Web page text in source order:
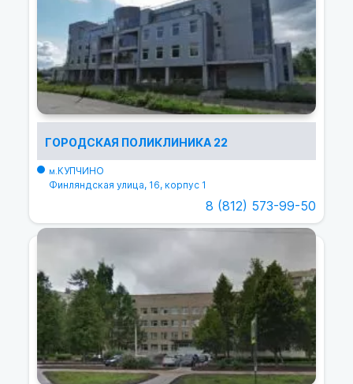
ГОРОДСКАЯ ПОЛИКЛИНИКА 22
м.КУПЧИНО
Финляндская улица, 16, корпус 1
8 (812) 573-99-50